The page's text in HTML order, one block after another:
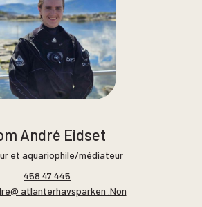
André Eidset
et aquariophile/médiateur
458 47 445
atlanterhavsparken .Non